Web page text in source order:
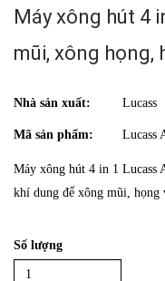
Máy xông hút 4
mũi, xông họng,
Nhà sản xuất: Lucass
Mã sản phẩm: Lucass
Máy xông hút 4 in 1 Lucass
khí dung để xông mũi, họng
Số lượng